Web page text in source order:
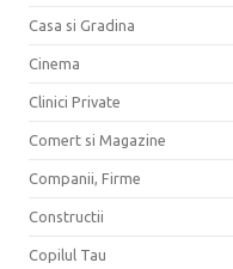
Casa si Gradina
Cinema
Clinici Private
Comert si Magazine
Companii, Firme
Constructii
Copilul Tau